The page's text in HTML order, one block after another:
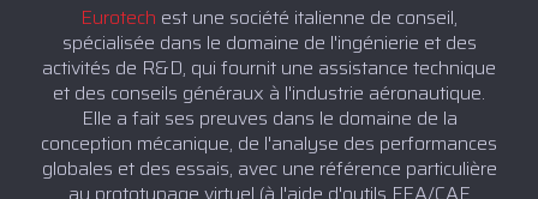
Eurotech est une société italienne de conseil,
spécialisée dans le domaine de l'ingénierie et des
activités de R&D, qui fournit une assistance technique
et des conseils généraux à l'industrie aéronautique.
Elle a fait ses preuves dans le domaine de la
conception mécanique, de l'analyse des performances
globales et des essais, avec une référence particulière